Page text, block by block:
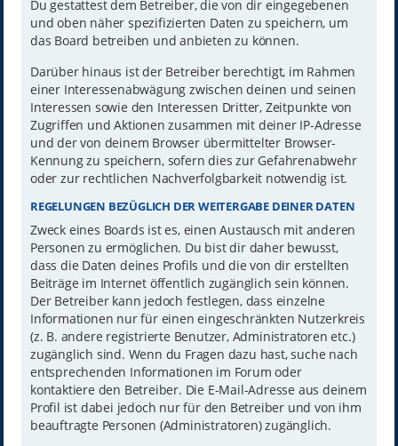
Du gestattest dem Betreiber, die von dir eingegebenen
und oben näher spezifizierten Daten zu speichern, um
das Board betreiben und anbieten zu können.
Darüber hinaus ist der Betreiber berechtigt, im Rahmen
einer Interessenabwägung zwischen deinen und seinen
Interessen sowie den Interessen Dritter, Zeitpunkte von
Zugriffen und Aktionen zusammen mit deiner IP-Adresse
und der von deinem Browser übermittelter Browser-
Kennung zu speichern, sofern dies zur Gefahrenabwehr
oder zur rechtlichen Nachverfolgbarkeit notwendig ist.
REGELUNGEN BEZÜGLICH DER WEITERGABE DEINER DATEN
Zweck eines Boards ist es, einen Austausch mit anderen
Personen zu ermöglichen. Du bist dir daher bewusst,
dass die Daten deines Profils und die von dir erstellten
Beiträge im Internet öffentlich zugänglich sein können.
Der Betreiber kann jedoch festlegen, dass einzelne
Informationen nur für einen eingeschränkten Nutzerkreis
(z. B. andere registrierte Benutzer, Administratoren etc.)
zugänglich sind. Wenn du Fragen dazu hast, suche nach
entsprechenden Informationen im Forum oder
kontaktiere den Betreiber. Die E-Mail-Adresse aus deinem
Profil ist dabei jedoch nur für den Betreiber und von ihm
beauftragte Personen (Administratoren) zugänglich.